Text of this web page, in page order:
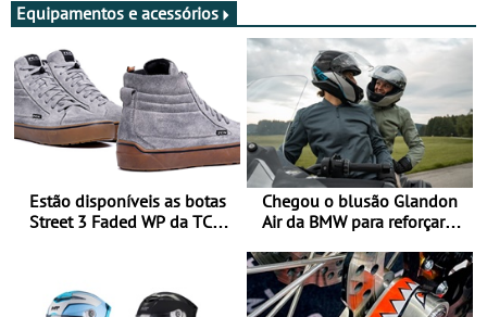
Equipamentos e acessórios
Estão disponíveis as botas
Street 3 Faded WP da TCX
Chegou o blusão Glandon
Air da BMW para reforçar
verão